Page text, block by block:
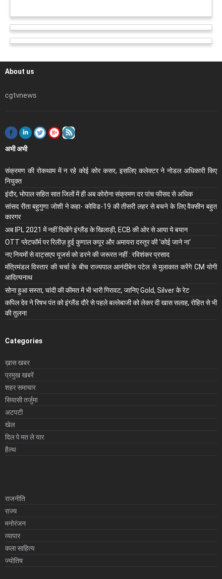
About us
cgtvnews
अभी अभी
संक्रमण की रोकथाम में न रहे कोई कोर कसर, इसलिए कलेक्‍टर ने नोडल अधिकारी किए
नियुक्‍त
इंदौर, भोपाल सहित सात जिलों में ही अब कोरोना संक्रमण दर पांच फीसद से अधिक
सांसद रीता बहुगुणा जोशी ने कहा- कोविड-19 की तीसरी लहर से बचने के लिए वैक्सीन बहुत
कारगर
अब IPL 2021 में नहीं दिखेंगे इंग्लैंड के खिलाड़ी, ECB की ओर से आया ये बयान
OTT प्लेटफॉर्म पर रिलीज़ हुई कुणाल कपूर और अमायरा दस्तूर की 'कोई जाने ना'
नए नियमों से वाट्सएप यूजर्स को डरने की जरूरत नहीं : रविशंकर प्रसाद
मंंत्रिमंडल विस्तार की चर्चा के बीच राज्यपाल आनंदीबेन पटेल से मुलाकात करेंगे CM योगी
आदित्यनाथ
सोना हुआ सस्ता, चांदी की कीमत में भी भारी गिरावट, जानिए Gold, Silver के रेट
कपिल देव ने रिषभ पंत को इंग्लैंड दौरे से पहले बल्लेबाजी को लेकर दी खास सलाह, रोहित से भी
की तुलना
Categories
ख़ास खबर
प्रमुख खबरें
शहर समाचार
सियासी तर्जुमा
अटपटी
खेल
दिल पे मत ले यार
हैल्थ
राजनीति
राज्य
मनोरंजन
व्यापार
कला साहित्य
ज्योतिष